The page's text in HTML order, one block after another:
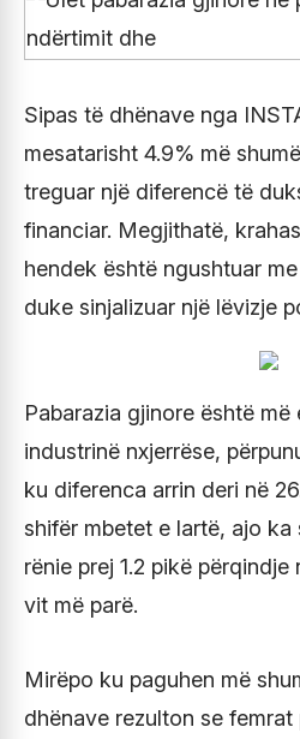
Sipas të dhënave nga
mesatarisht 4.9% më
treguar një diferencë të
financiar. Megjithatë,
hendek është ngushtuar
duke sinjalizuar një lëvizje
Pabarazia gjinore është më
industrinë nxjerrëse,
ku diferenca arrin deri në
shifër mbetet e lartë, ajo ka
rënie prej 1.2 pikë përqindje
vit më parë.
Mirëpo ku paguhen më
dhënave rezulton se femrat